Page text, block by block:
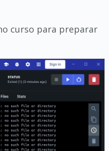
curso para preparar